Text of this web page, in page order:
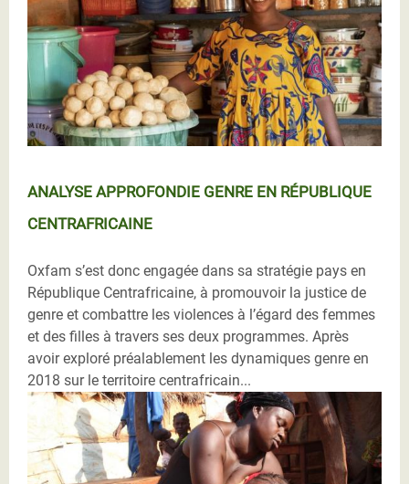
ANALYSE APPROFONDIE GENRE EN RÉPUBLIQUE
CENTRAFRICAINE
Oxfam s’est donc engagée dans sa stratégie pays en
République Centrafricaine, à promouvoir la justice de
genre et combattre les violences à l’égard des femmes
et des filles à travers ses deux programmes. Après
avoir exploré préalablement les dynamiques genre en
2018 sur le territoire centrafricain...